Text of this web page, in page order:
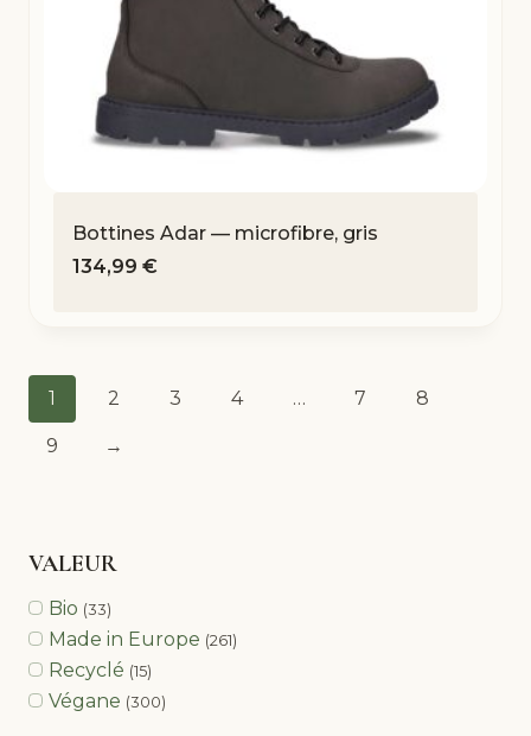
Bottines Adar — microfibre, gris
134,99 €
1 2 3 4 … 7 8
9 →
VALEUR
Bio (33)
Made in Europe (261)
Recyclé (15)
Végane (300)